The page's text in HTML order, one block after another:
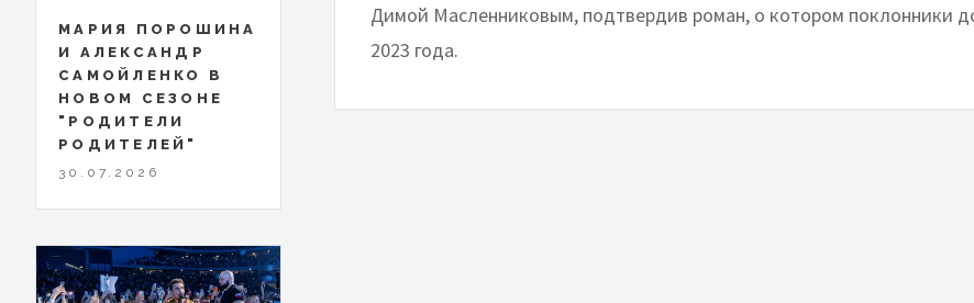
Димой Масленниковым, подтвердив роман, о котором поклонники
2023 года.
МАРИЯ ПОРОШИНА
И АЛЕКСАНДР
САМОЙЛЕНКО В
НОВОМ СЕЗОНЕ
"РОДИТЕЛИ
РОДИТЕЛЕЙ"
30.07.2026